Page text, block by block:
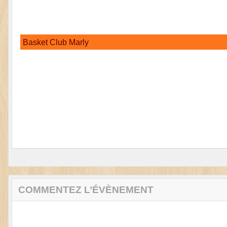
Basket Club Marly
COMMENTEZ L’ÉVÈNEMENT